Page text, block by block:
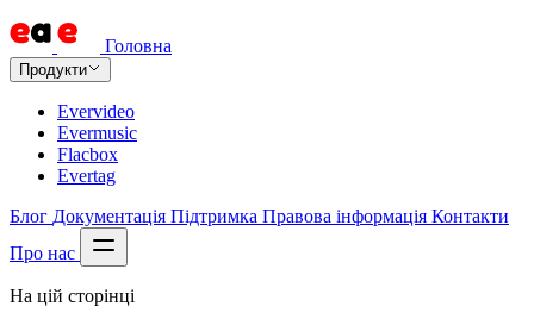
Головна
Продукти
Evervideo
Evermusic
Flacbox
Evertag
Блог Документація Підтримка Правова інформація Контакти
Про нас
На цій сторінці